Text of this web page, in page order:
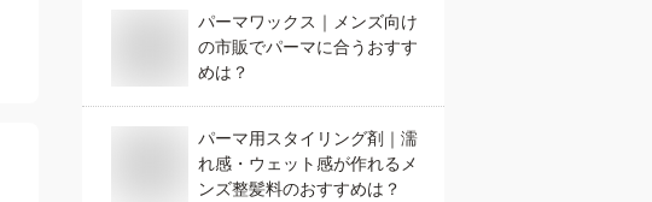
パーマワックス｜メンズ向け
の市販でパーマに合うおすす
めは？
パーマ用スタイリング剤｜濡
れ感・ウェット感が作れるメ
ンズ整髪料のおすすめは？